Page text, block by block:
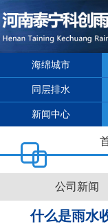
海绵城市
同层排水
新闻中心
公司新闻
什么是雨水